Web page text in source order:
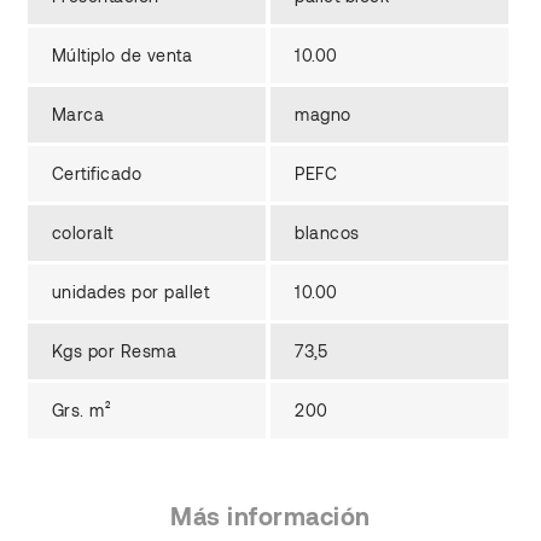
Múltiplo de venta 10.00
Marca magno
Certificado PEFC
coloralt blancos
unidades por pallet 10.00
Kgs por Resma 73,5
Grs. m² 200
Más información